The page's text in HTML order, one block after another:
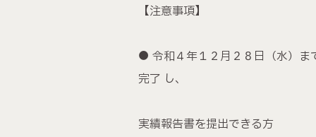
【注意事項】
● 令和４年１２月２８日（水）ま
完了 し、
実績報告書を提出できる方